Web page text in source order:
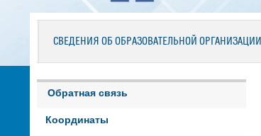
СВЕДЕНИЯ ОБ ОБРАЗОВАТЕЛЬНОЙ ОРГАНИЗАЦИИ
Обратная связь
Координаты